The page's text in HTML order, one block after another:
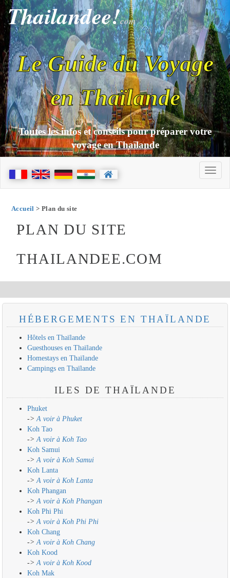
Thailandee!com
Le Guide du Voyage
en Thaïlande
Toutes les infos et conseils pour préparer votre
voyage en Thaïlande
Accueil > Plan du site
PLAN DU SITE
THAILANDEE.COM
HÉBERGEMENTS EN THAÏLANDE
Hôtels en Thaïlande
Guesthouses en Thaïlande
Homestays en Thaïlande
Campings en Thaïlande
ILES DE THAÏLANDE
Phuket
-> A voir à Phuket
Koh Tao
-> A voir à Koh Tao
Koh Samui
-> A voir à Koh Samui
Koh Lanta
-> A voir à Koh Lanta
Koh Phangan
-> A voir à Koh Phangan
Koh Phi Phi
-> A voir à Koh Phi Phi
Koh Chang
-> A voir à Koh Chang
Koh Kood
-> A voir à Koh Kood
Koh Mak